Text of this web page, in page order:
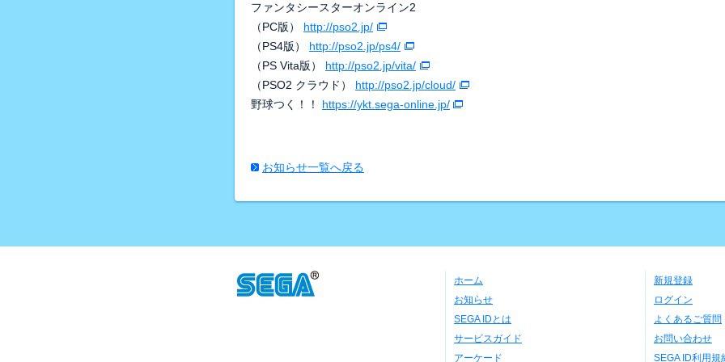
ファンタシースターオンライン2
（PC版） http://pso2.jp/
（PS4版） http://pso2.jp/ps4/
（PS Vita版） http://pso2.jp/vita/
（PSO2 クラウド） http://pso2.jp/cloud/
野球つく！！ https://ykt.sega-online.jp/
お知らせ一覧へ戻る
ホーム
お知らせ
SEGA IDとは
サービスガイド
アーケード
新規登録
ログイン
よくあるご質問
お問い合わせ
SEGA ID利用規